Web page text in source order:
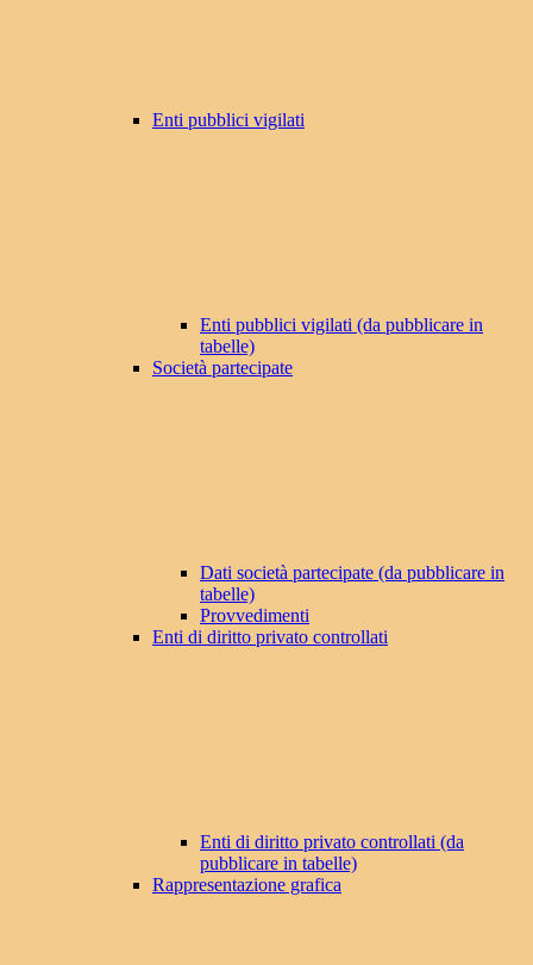
Enti pubblici vigilati
Enti pubblici vigilati (da pubblicare in
tabelle)
Società partecipate
Dati società partecipate (da pubblicare in
tabelle)
Provvedimenti
Enti di diritto privato controllati
Enti di diritto privato controllati (da
pubblicare in tabelle)
Rappresentazione grafica